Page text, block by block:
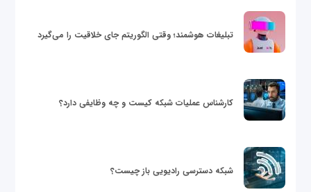
تبلیغات هوشمند؛ وقتی الگوریتم جای خلاقیت را می‌گیرد
کارشناس عملیات شبکه کیست و چه وظایفی دارد؟
شبکه دسترسی رادیویی باز چیست؟